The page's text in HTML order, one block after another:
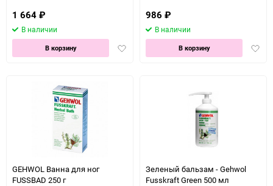
1 664 ₽
В наличии
Добавить
В корзину
986 ₽
В наличии
В корзину
GEHWOL Ванна для ног
FUSSBAD 250 г
Зеленый бальзам - Gehwol
Fusskraft Green 500 мл